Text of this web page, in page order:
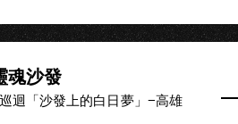
魂沙發
迴「沙發上的白日夢」−高雄